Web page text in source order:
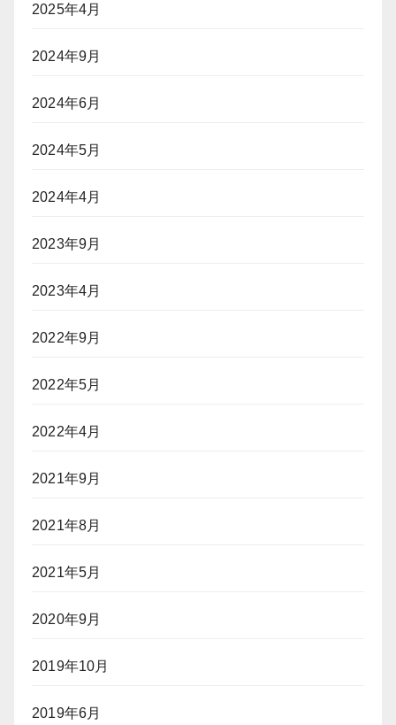
2025年4月
2024年9月
2024年6月
2024年5月
2024年4月
2023年9月
2023年4月
2022年9月
2022年5月
2022年4月
2021年9月
2021年8月
2021年5月
2020年9月
2019年10月
2019年6月